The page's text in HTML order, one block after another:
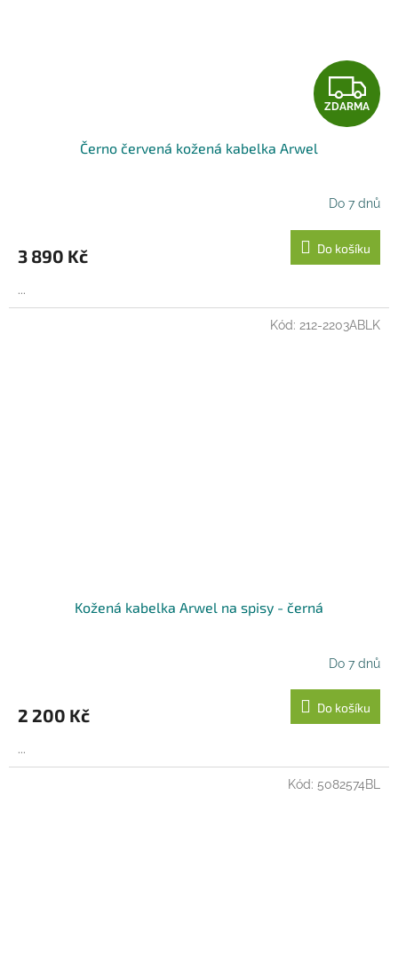
Z
D
R
M
A
ZDARMA
Černo červená kožená kabelka Arwel
Do 7 dnů
3 890 Kč Do košíku
...
Kožená kabelka Arwel na spisy - černá
Do 7 dnů
2 200 Kč Do košíku
...
Kód: 212-2203ABLK
Kód: 5082574BL